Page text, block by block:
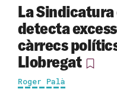
La
detecta
càrrecs
Llobregat
Roger Palà